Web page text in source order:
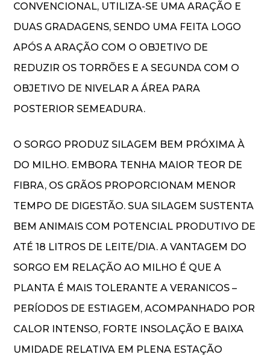
CONVENCIONAL, UTILIZA-SE UMA ARAÇÃO E
DUAS GRADAGENS, SENDO UMA FEITA LOGO
APÓS A ARAÇÃO COM O OBJETIVO DE
REDUZIR OS TORRÕES E A SEGUNDA COM O
OBJETIVO DE NIVELAR A ÁREA PARA
POSTERIOR SEMEADURA.
O SORGO PRODUZ SILAGEM BEM PRÓXIMA À
DO MILHO. EMBORA TENHA MAIOR TEOR DE
FIBRA, OS GRÃOS PROPORCIONAM MENOR
TEMPO DE DIGESTÃO. SUA SILAGEM SUSTENTA
BEM ANIMAIS COM POTENCIAL PRODUTIVO DE
ATÉ 18 LITROS DE LEITE/DIA. A VANTAGEM DO
SORGO EM RELAÇÃO AO MILHO É QUE A
PLANTA É MAIS TOLERANTE A VERANICOS –
PERÍODOS DE ESTIAGEM, ACOMPANHADO POR
CALOR INTENSO, FORTE INSOLAÇÃO E BAIXA
UMIDADE RELATIVA EM PLENA ESTAÇÃO